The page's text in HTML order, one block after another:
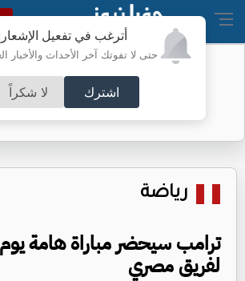
أترغب في تفعيل
حتى لا تفوتك آخر الأحداث والأخبار
اشترك لا شكراً
عطاء حكومي لتعزيز
رياضة
ترامب سيحضر مباراة هامة
لفريق مصري